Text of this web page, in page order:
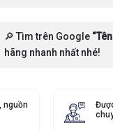
🔎 Tìm trên Google
hãng nhanh nhất nhé!
nguồn